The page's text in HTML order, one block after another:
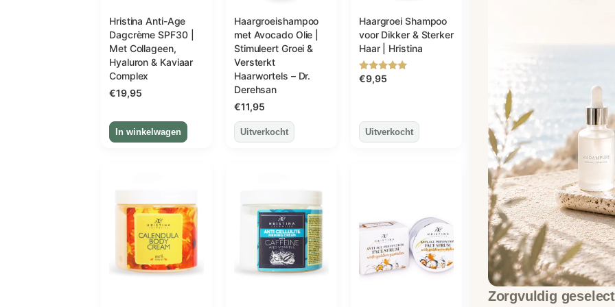
Hristina Anti-Age
Dagcrème SPF30 |
Met Collageen,
Hyaluron & Kaviaar
Complex
€19,95
Haargroeishampoo
met Avocado Olie |
Stimuleert Groei &
Versterkt
Haarwortels – Dr.
Derehsan
€11,95
Haargroei Shampoo
voor Dikker & Sterker
Haar | Hristina
Gewaardeerd
5.00
€9,95
Zorgvuldig